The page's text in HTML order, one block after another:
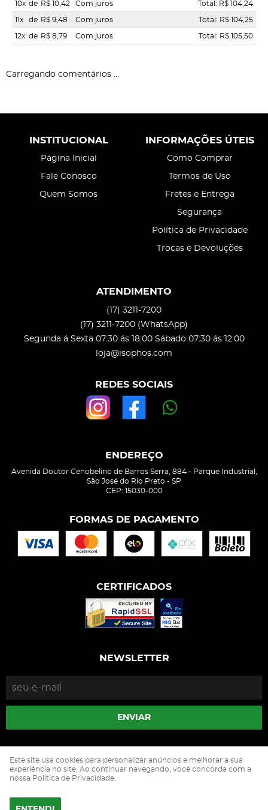
10x de R$ 10,42 Com juros Total: R$ 104,24
11x de R$ 9,48 Com juros Total: R$ 104,25
12x de R$ 8,79 Com juros Total: R$ 105,50
Carregando comentários ...
INSTITUCIONAL
Página Inicial
Fale Conosco
Quem Somos
INFORMAÇÕES ÚTEIS
Como Comprar
Termos de Uso
Fretes e Entrega
Segurança
Política de Privacidade
Trocas e Devoluções
ATENDIMENTO
(17) 3211-7200
(17) 3211-7200 (WhatsApp)
Segunda á Sexta 07:30 ás 18:00 Sábado 07:30 ás 12:00
loja@isophos.com
REDES SOCIAIS
ENDEREÇO
Avenida Doutor Cenobelino de Barros Serra, 884- Parque Industrial,
São José do Rio Preto - SP
CEP: 15030-000
FORMAS DE PAGAMENTO
CERTIFICADOS
NEWSLETTER
ENVIAR
CNPJ: 05.500.229/0002-90
Este site usa cookies para personalizar anúncios e melhorar a sua
experiência no site. Ao continuar navegando, você concorda com a
nossa Política de Privacidade.